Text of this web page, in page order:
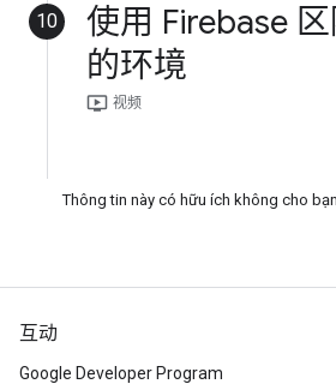
10
使用 Firebase
的环境
ondemand_video 视频
Thông tin này có hữu ích không cho
互动
Google Developer Program